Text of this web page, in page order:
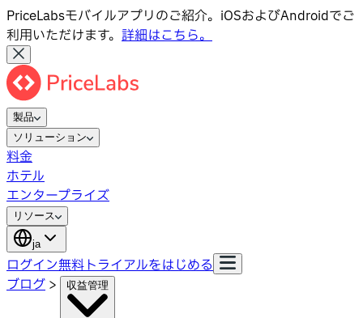
PriceLabsモバイルアプリのご紹介。iOSおよびAndroidでご
利用いただけます。 詳細はこちら。
製品
ソリューション
料金
ホテル
エンタープライズ
リソース
ja
ログイン無料トライアルをはじめる
ブログ > 収益管理